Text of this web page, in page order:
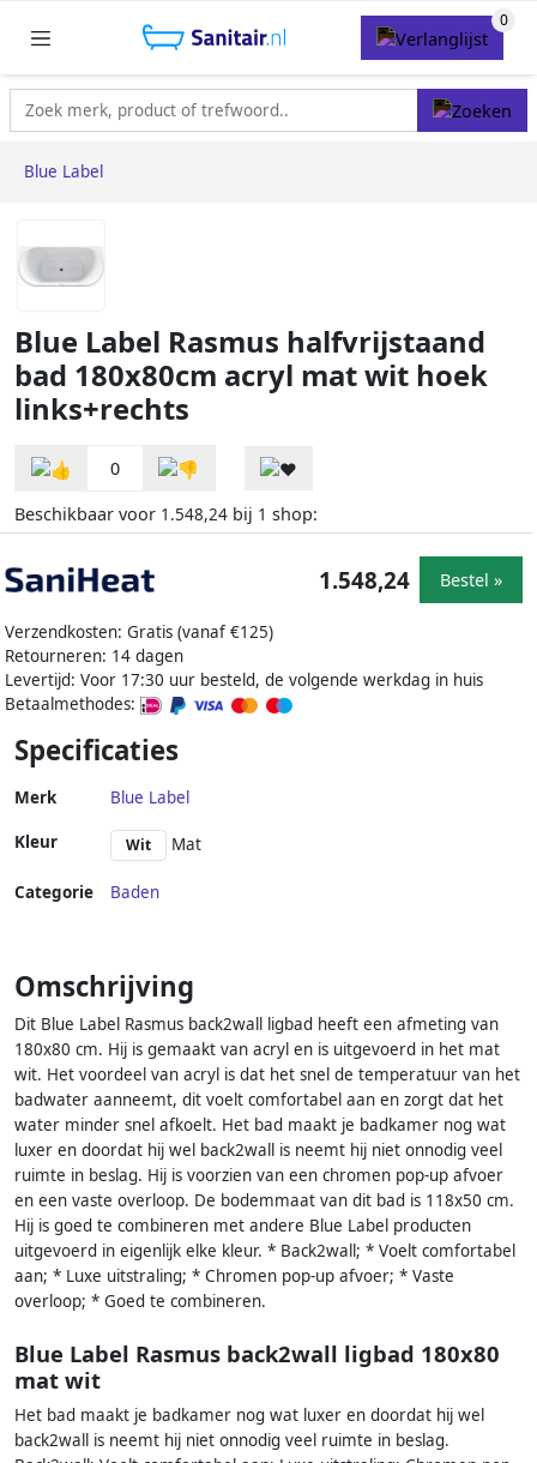
Blue Label
Blue Label Rasmus halfvrijstaand
bad 180x80cm acryl mat wit hoek
links+rechts
0
Beschikbaar voor 1.548,24 bij 1 shop:
Verzendkosten: Gratis (vanaf €125)
Retourneren: 14 dagen
Levertijd: Voor 17:30 uur besteld, de volgende werkdag in huis
Betaalmethodes:
1.548,24 Bestel »
Specificaties
Merk Blue Label
Kleur Wit Mat
Categorie Baden
Omschrijving
Dit Blue Label Rasmus back2wall ligbad heeft een afmeting van
180x80 cm. Hij is gemaakt van acryl en is uitgevoerd in het mat
wit. Het voordeel van acryl is dat het snel de temperatuur van het
badwater aanneemt, dit voelt comfortabel aan en zorgt dat het
water minder snel afkoelt. Het bad maakt je badkamer nog wat
luxer en doordat hij wel back2wall is neemt hij niet onnodig veel
ruimte in beslag. Hij is voorzien van een chromen pop-up afvoer
en een vaste overloop. De bodemmaat van dit bad is 118x50 cm.
Hij is goed te combineren met andere Blue Label producten
uitgevoerd in eigenlijk elke kleur. * Back2wall; * Voelt comfortabel
aan; * Luxe uitstraling; * Chromen pop-up afvoer; * Vaste
overloop; * Goed te combineren.
Blue Label Rasmus back2wall ligbad 180x80
mat wit
Het bad maakt je badkamer nog wat luxer en doordat hij wel
back2wall is neemt hij niet onnodig veel ruimte in beslag.